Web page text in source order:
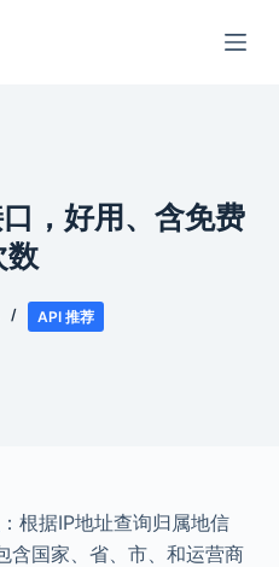
，好用、含免费
数
API 推荐
：根据IP地址查询归属地信
含国家、省、市、和运营商